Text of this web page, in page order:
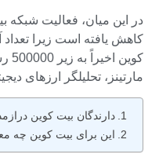
در این میان، فعالیت شبکه
کاهش یافته است زیرا
کوین اخیراً به زیر 500000 رسیده است.
مارتینز، تحلیلگر ارزهای
دارندگان بیت کوین
این برای بیت کوین چه